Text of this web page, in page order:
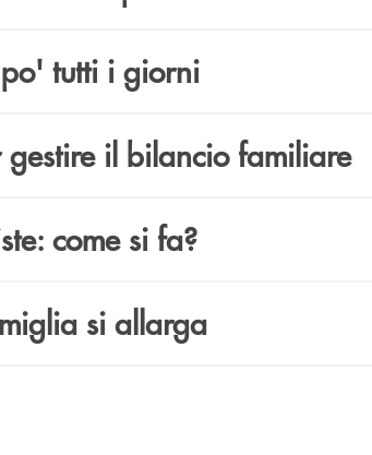
tutti i giorni
gestire il bilancio familiare
come si fa?
si allarga